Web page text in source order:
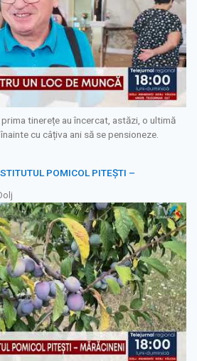
tinerețe au încercat, astăzi, o ultimă
cu câțiva ani să se pensioneze.
POMICOL PITEȘTI –